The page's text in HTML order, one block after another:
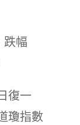
跌幅
復一
瓊指數